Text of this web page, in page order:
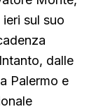
sul suo
dalle
Palermo e